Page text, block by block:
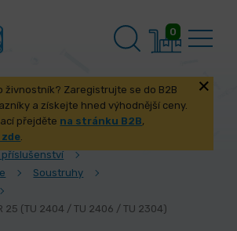
0
živnostník? Zaregistrujte se do B2B
a získejte hned výhodnější ceny.
přejděte na stránku B2B,
.
příslušenství
Soustruhy
25 (TU 2404 / TU 2406 / TU 2304)